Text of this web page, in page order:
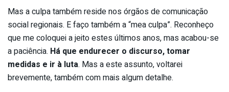
Mas a culpa também reside nos órgãos de comunicação
social regionais. E faço também a “mea culpa”. Reconheço
que me coloquei a jeito estes últimos anos, mas acabou-se
a paciência. Há que endurecer o discurso, tomar
medidas e ir à luta. Mas a este assunto, voltarei
brevemente, também com mais algum detalhe.